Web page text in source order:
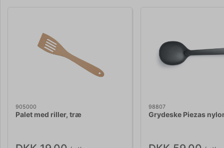
905000
Palet med riller, træ
98807
Grydeske Piezas